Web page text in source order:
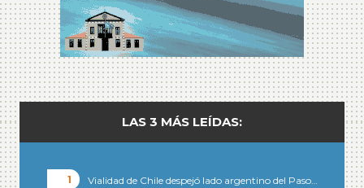
LAS 3 MÁS LEÍDAS:
Vialidad de Chile despejó lado argentino del Paso…